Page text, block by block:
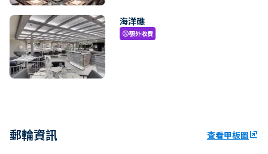
海洋礁
paid額外收費
郵輪資訊 查看甲板圖ungroup